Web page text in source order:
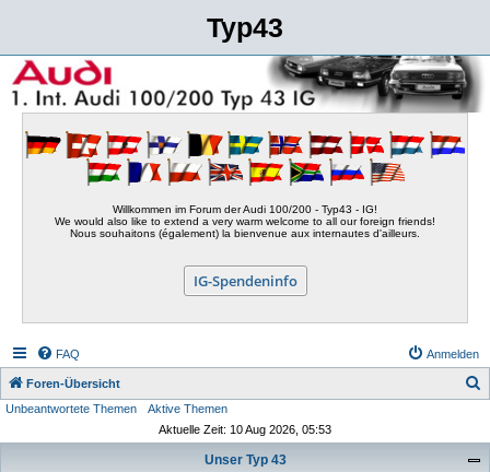
Typ43
Willkommen im Forum der Audi 100/200 - Typ43 - IG!
We would also like to extend a very warm welcome to all our foreign friends!
Nous souhaitons (également) la bienvenue aux internautes d'ailleurs.
IG-Spendeninfo
FAQ Anmelden
Foren-Übersicht
Unbeantwortete Themen
Aktive Themen
Aktuelle Zeit: 10 Aug 2026, 05:53
Unser Typ 43